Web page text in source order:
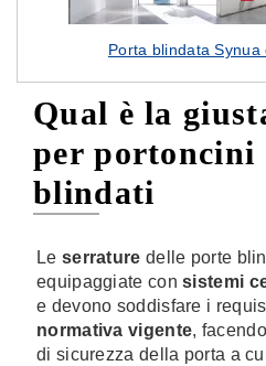
Porta blindata Synua
Qual è la
per portoncini
blindati
Le serrature delle porte
equipaggiate consistemi
e devono soddisfare i
normativa vigente,
di sicurezza della porta a